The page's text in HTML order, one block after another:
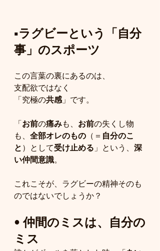
▪️ラグビーという「自分
事」のスポーツ
この言葉の裏にあるのは、
支配欲ではなく
「究極の共感 」です。
「 お前の痛みも、 お前の失くし物
も、 全部オレのもの （＝ 自分のこ
と ）として受け止める 」という、 深
い仲間意識。
これこそが、ラグビーの精神そのも
のではないでしょうか？
• 仲間のミスは、自分の
ミス